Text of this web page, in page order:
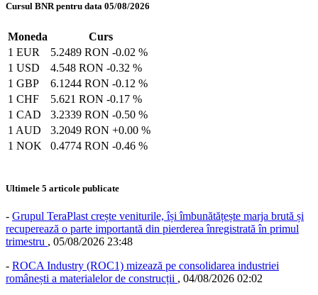
Cursul BNR pentru data 05/08/2026
Moneda
Curs
1 EUR
5.2489 RON -0.02 %
1 USD
4.548 RON -0.32 %
1 GBP
6.1244 RON -0.12 %
1 CHF
5.621 RON -0.17 %
1 CAD
3.2339 RON -0.50 %
1 AUD
3.2049 RON +0.00 %
1 NOK
0.4774 RON -0.46 %
Ultimele 5 articole publicate
- Grupul TeraPlast crește veniturile, își îmbunătățește marja brută și
recuperează o parte importantă din pierderea înregistrată în primul
trimestru , 05/08/2026 23:48
- ROCA Industry (ROC1) mizează pe consolidarea industriei
românești a materialelor de construcții , 04/08/2026 02:02